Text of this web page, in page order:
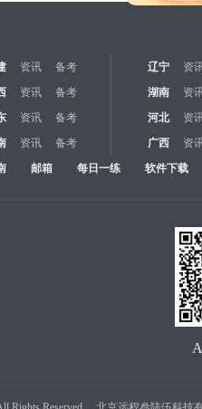
资讯 备考 辽宁 资
资讯 备考 湖南 资
资讯 备考 河北 资
资讯 备考 广西 资
邮箱 每日一练 软件下载